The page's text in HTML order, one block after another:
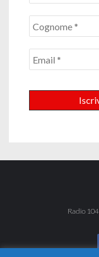
Radio